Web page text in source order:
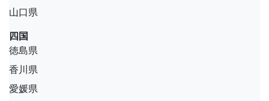
山口県
四国
徳島県
香川県
愛媛県